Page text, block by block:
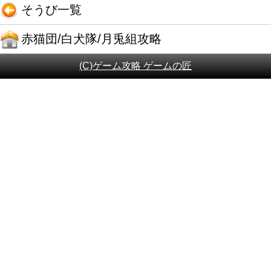
そうび一覧
赤猫団/白犬隊/月兎組攻略
(C)ゲーム攻略 ゲームの匠